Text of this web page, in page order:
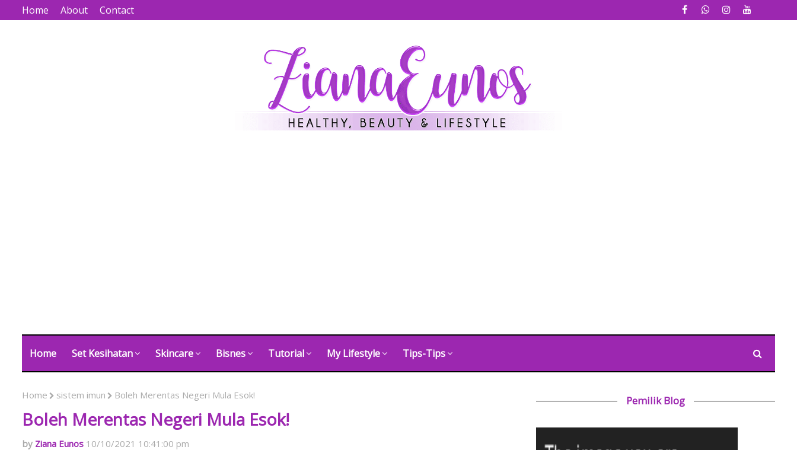
Home About Contact
Home Set Kesihatan Skincare Bisnes Tutorial My Lifestyle Tips-Tips
Home sistem imun Boleh Merentas Negeri Mula Esok!
Boleh Merentas Negeri Mula Esok!
Ziana Eunos 10/10/2021 10:41:00 pm
Pemilik Blog